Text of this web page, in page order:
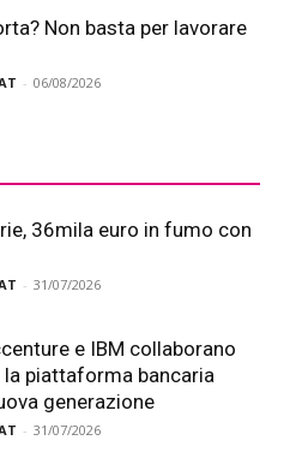
Non basta per lavorare
- 06/08/2026
36mila euro in fumo con
- 31/07/2026
e IBM collaborano
piattaforma bancaria
generazione
- 31/07/2026